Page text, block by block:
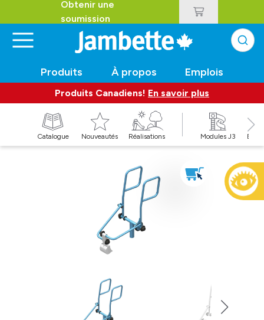
Obtenir une
soumission
Produits À propos Emplois
Produits Canadiens! En savoir plus
Catalogue Nouveautés Réalisations Modules J3